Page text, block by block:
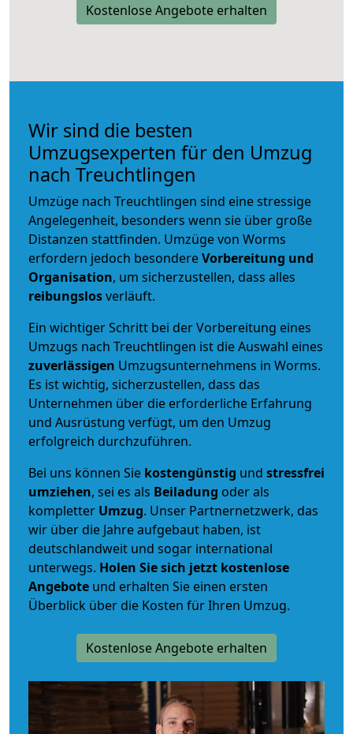
Kostenlose Angebote erhalten
Wir sind die besten
Umzugsexperten für den Umzug
nach Treuchtlingen
Umzüge nach Treuchtlingen sind eine stressige
Angelegenheit, besonders wenn sie über große
Distanzen stattfinden. Umzüge von Worms
erfordern jedoch besondereVorbereitung und
Organisation, um sicherzustellen, dass alles
reibungslosverläuft.
Ein wichtiger Schritt bei der Vorbereitung eines
Umzugs nach Treuchtlingen ist die Auswahl eines
zuverlässigen Umzugsunternehmens in Worms.
Es ist wichtig, sicherzustellen, dass das
Unternehmen über die erforderliche Erfahrung
und Ausrüstung verfügt, um den Umzug
erfolgreich durchzuführen.
Bei uns können Sie kostengünstig und stressfrei
umziehen, sei es als Beiladung oder als
kompletter Umzug. Unser Partnernetzwerk, das
wir über die Jahre aufgebaut haben, ist
deutschlandweit und sogar international
unterwegs. Holen Sie sich jetzt kostenlose
Angebote und erhalten Sie einen ersten
Überblick über die Kosten für Ihren Umzug.
Kostenlose Angebote erhalten